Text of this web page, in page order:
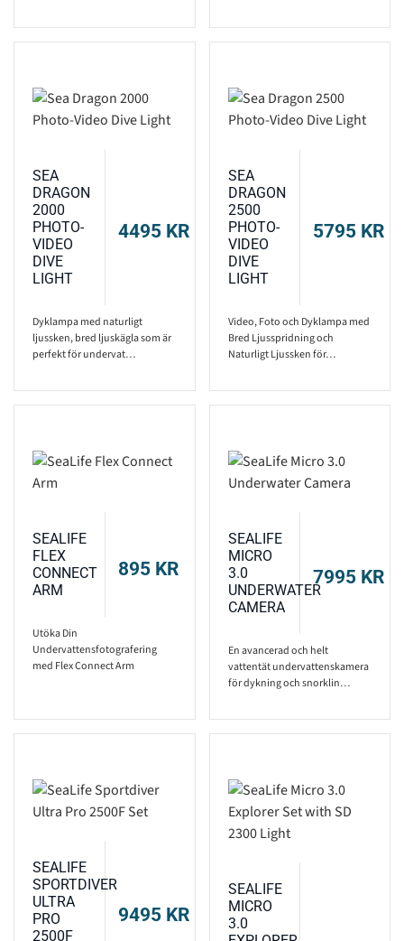
SEA
DRAGON
2000
PHOTO-
VIDEO
DIVE
LIGHT
4495 KR
Dyklampa med naturligt
ljussken, bred ljuskägla som är
perfekt för undervat…
SEA
DRAGON
2500
PHOTO-
VIDEO
DIVE
LIGHT
5795 KR
Video, Foto och Dyklampa med
Bred Ljusspridning och
Naturligt Ljussken för…
SEALIFE
FLEX
CONNECT
ARM
895 KR
Utöka Din
Undervattensfotografering
med Flex Connect Arm
SEALIFE
MICRO
3.0
UNDERWATER
CAMERA
7995 KR
En avancerad och helt
vattentät undervattenskamera
för dykning och snorklin…
SEALIFE
SPORTDIVER
ULTRA
PRO
2500F
9495 KR
SEALIFE
MICRO
3.0